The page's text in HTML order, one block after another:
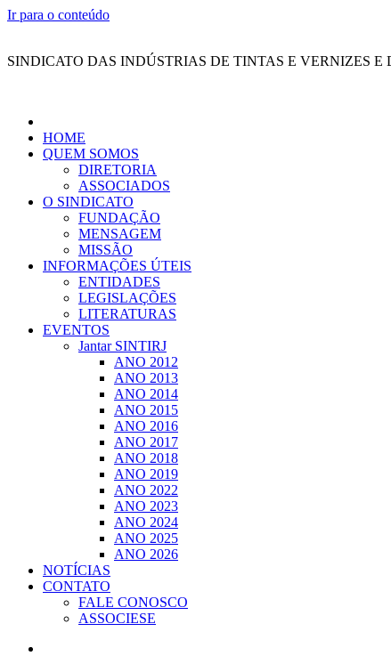
Ir para o conteúdo
SINDICATO DAS INDÚSTRIAS DE TINTAS E VERNIZES
HOME
QUEM SOMOS
DIRETORIA
ASSOCIADOS
O SINDICATO
FUNDAÇÃO
MENSAGEM
MISSÃO
INFORMAÇÕES ÚTEIS
ENTIDADES
LEGISLAÇÕES
LITERATURAS
EVENTOS
Jantar SINTIRJ
ANO 2012
ANO 2013
ANO 2014
ANO 2015
ANO 2016
ANO 2017
ANO 2018
ANO 2019
ANO 2022
ANO 2023
ANO 2024
ANO 2025
ANO 2026
NOTÍCIAS
CONTATO
FALE CONOSCO
ASSOCIESE